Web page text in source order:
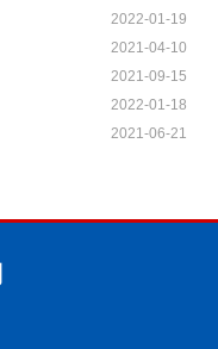
2022-01-19
2021-04-10
2021-09-15
2022-01-18
2021-06-21